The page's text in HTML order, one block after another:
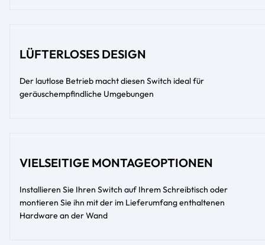
LÜFTERLOSES DESIGN
Der lautlose Betrieb macht diesen Switch ideal für
geräuschempfindliche Umgebungen
VIELSEITIGE MONTAGEOPTIONEN
Installieren Sie Ihren Switch auf Ihrem Schreibtisch oder
montieren Sie ihn mit der im Lieferumfang enthaltenen
Hardware an der Wand